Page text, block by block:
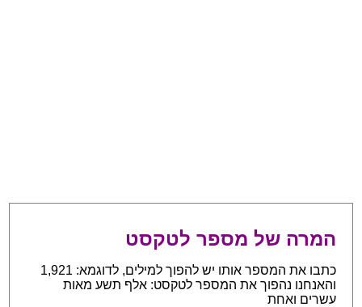
המרה של מספר לטקסט
כתבו את המספר אותו יש להפוך למילים, לדוגמא: 1,921
והאנחנו נהפוך את המספר לטקסט: אלף תשע מאות
עשרים ואחת